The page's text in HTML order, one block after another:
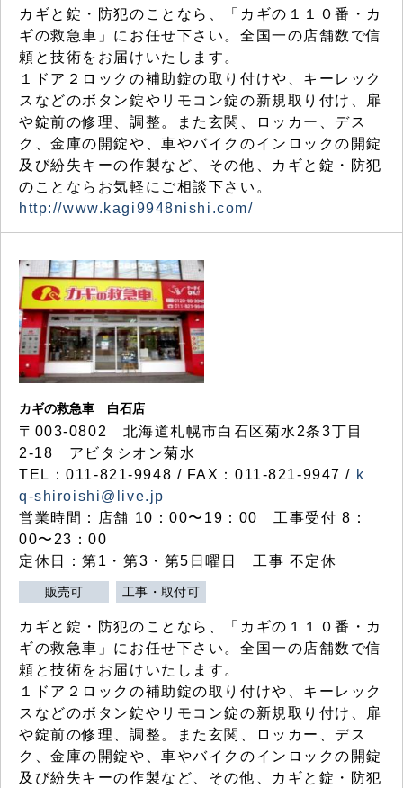
カギと錠・防犯のことなら、「カギの１１０番・カ
ギの救急車」にお任せ下さい。全国一の店舗数で信
頼と技術をお届けいたします。
１ドア２ロックの補助錠の取り付けや、キーレック
スなどのボタン錠やリモコン錠の新規取り付け、扉
や錠前の修理、調整。また玄関、ロッカー、デス
ク、金庫の開錠や、車やバイクのインロックの開錠
及び紛失キーの作製など、その他、カギと錠・防犯
のことならお気軽にご相談下さい。
http://www.kagi9948nishi.com/
カギの救急車 白石店
〒003-0802 北海道札幌市白石区菊水2条3丁目
2-18 アビタシオン菊水
TEL：011-821-9948 / FAX：011-821-9947 / k
q-shiroishi@live.jp
営業時間：店舗 10：00〜19：00 工事受付 8：
00〜23：00
定休日：第1・第3・第5日曜日 工事 不定休
販売可 工事・取付可
カギと錠・防犯のことなら、「カギの１１０番・カ
ギの救急車」にお任せ下さい。全国一の店舗数で信
頼と技術をお届けいたします。
１ドア２ロックの補助錠の取り付けや、キーレック
スなどのボタン錠やリモコン錠の新規取り付け、扉
や錠前の修理、調整。また玄関、ロッカー、デス
ク、金庫の開錠や、車やバイクのインロックの開錠
及び紛失キーの作製など、その他、カギと錠・防犯